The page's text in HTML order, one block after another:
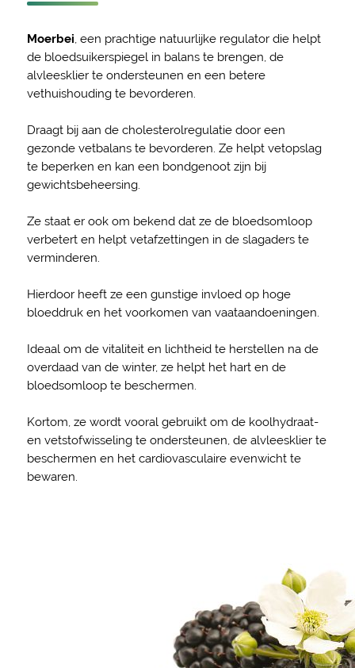
Moerbei , een prachtige natuurlijke regulator die helpt
de bloedsuikerspiegel in balans te brengen, de
alvleesklier te ondersteunen en een betere
vethuishouding te bevorderen.
Draagt bij aan de cholesterolregulatie door een
gezonde vetbalans te bevorderen. Ze helpt vetopslag
te beperken en kan een bondgenoot zijn bij
gewichtsbeheersing.
Ze staat er ook om bekend dat ze de bloedsomloop
verbetert en helpt vetafzettingen in de slagaders te
verminderen.
Hierdoor heeft ze een gunstige invloed op hoge
bloeddruk en het voorkomen van vaataandoeningen.
Ideaal om de vitaliteit en lichtheid te herstellen na de
overdaad van de winter, ze helpt het hart en de
bloedsomloop te beschermen.
Kortom, ze wordt vooral gebruikt om de koolhydraat-
en vetstofwisseling te ondersteunen, de alvleesklier te
beschermen en het cardiovasculaire evenwicht te
bewaren.